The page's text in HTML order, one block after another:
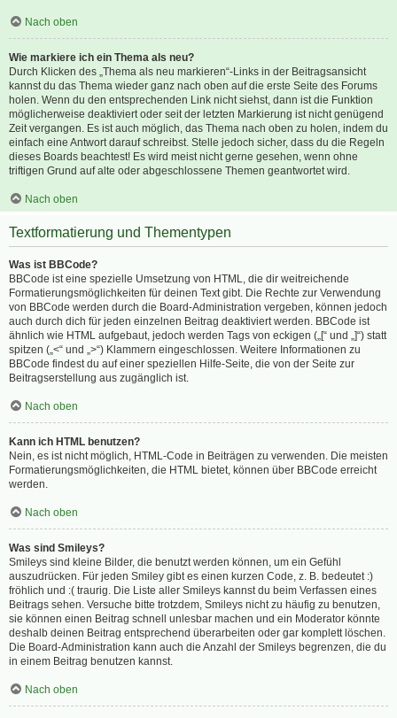
Nach oben
Wie markiere ich ein Thema als neu?
Durch Klicken des „Thema als neu markieren“-Links in der Beitragsansicht
kannst du das Thema wieder ganz nach oben auf die erste Seite des Forums
holen. Wenn du den entsprechenden Link nicht siehst, dann ist die Funktion
möglicherweise deaktiviert oder seit der letzten Markierung ist nicht genügend
Zeit vergangen. Es ist auch möglich, das Thema nach oben zu holen, indem du
einfach eine Antwort darauf schreibst. Stelle jedoch sicher, dass du die Regeln
dieses Boards beachtest! Es wird meist nicht gerne gesehen, wenn ohne
triftigen Grund auf alte oder abgeschlossene Themen geantwortet wird.
Nach oben
Textformatierung und Thementypen
Was ist BBCode?
BBCode ist eine spezielle Umsetzung von HTML, die dir weitreichende
Formatierungsmöglichkeiten für deinen Text gibt. Die Rechte zur Verwendung
von BBCode werden durch die Board-Administration vergeben, können jedoch
auch durch dich für jeden einzelnen Beitrag deaktiviert werden. BBCode ist
ähnlich wie HTML aufgebaut, jedoch werden Tags von eckigen („[“ und „]“) statt
spitzen („<“ und „>“) Klammern eingeschlossen. Weitere Informationen zu
BBCode findest du auf einer speziellen Hilfe-Seite, die von der Seite zur
Beitragserstellung aus zugänglich ist.
Nach oben
Kann ich HTML benutzen?
Nein, es ist nicht möglich, HTML-Code in Beiträgen zu verwenden. Die meisten
Formatierungsmöglichkeiten, die HTML bietet, können über BBCode erreicht
werden.
Nach oben
Was sind Smileys?
Smileys sind kleine Bilder, die benutzt werden können, um ein Gefühl
auszudrücken. Für jeden Smiley gibt es einen kurzen Code, z. B. bedeutet :)
fröhlich und :( traurig. Die Liste aller Smileys kannst du beim Verfassen eines
Beitrags sehen. Versuche bitte trotzdem, Smileys nicht zu häufig zu benutzen,
sie können einen Beitrag schnell unlesbar machen und ein Moderator könnte
deshalb deinen Beitrag entsprechend überarbeiten oder gar komplett löschen.
Die Board-Administration kann auch die Anzahl der Smileys begrenzen, die du
in einem Beitrag benutzen kannst.
Nach oben